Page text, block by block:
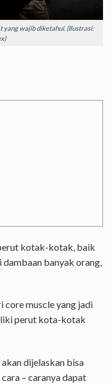
yang wajib diketahui. (Ilustrasi:
kotak-kotak, baik
banyak orang,
core muscle yang jadi
perut kota-kotak
dijelaskan bisa
– caranya dapat